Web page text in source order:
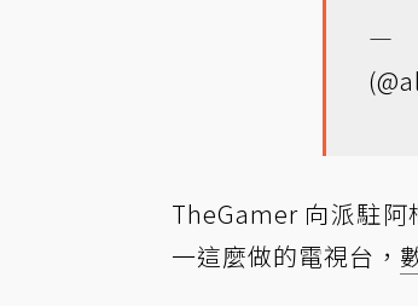
—
TheGamer 向派駐阿
一這麼做的電視台，